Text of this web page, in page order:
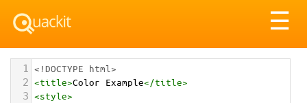
☰
1 <!DOCTYPE html>
2 <title>Color Example</title>
3 <style>